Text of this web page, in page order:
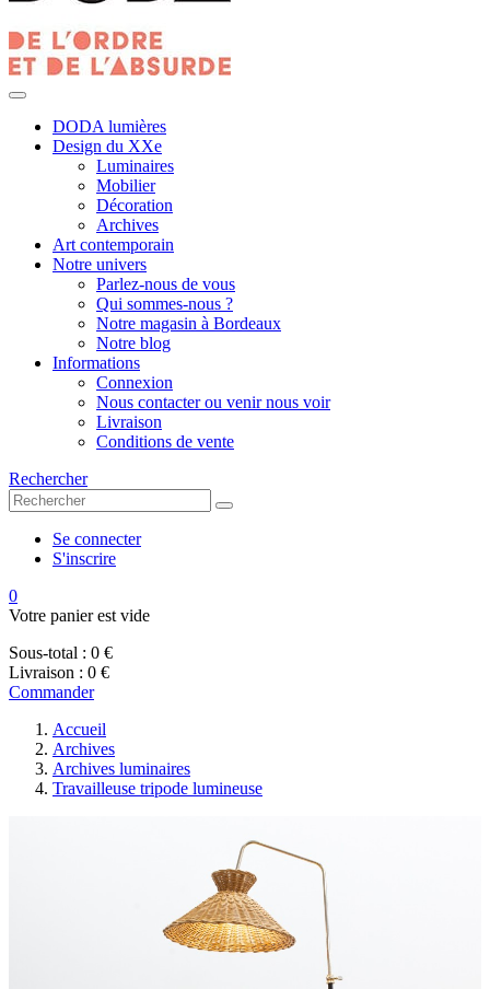
DODA lumières
Design du XXe
Luminaires
Mobilier
Décoration
Archives
Art contemporain
Notre univers
Parlez-nous de vous
Qui sommes-nous ?
Notre magasin à Bordeaux
Notre blog
Informations
Connexion
Nous contacter ou venir nous voir
Livraison
Conditions de vente
Rechercher
Se connecter
S'inscrire
0
Votre panier est vide
Sous-total : 0 €
Livraison : 0 €
Commander
Accueil
Archives
Archives luminaires
Travailleuse tripode lumineuse